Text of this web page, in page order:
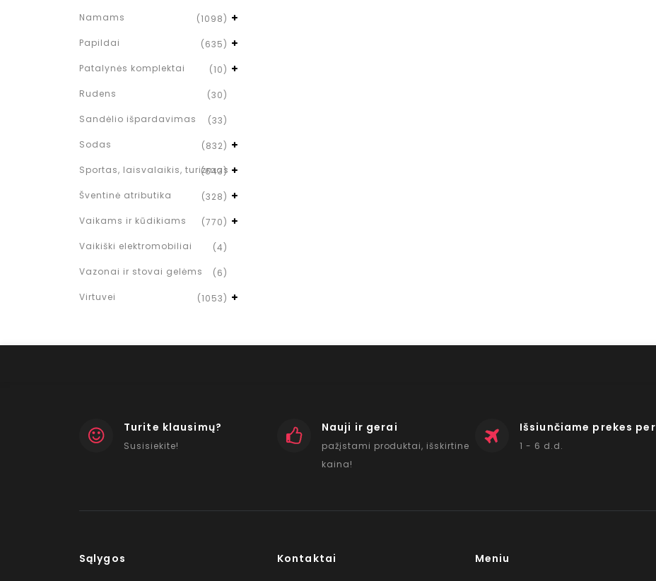
Namams
(1098)
Papildai
(635)
Patalynės komplektai
(10)
Rudens
(30)
Sandėlio išpardavimas
(33)
Sodas
(832)
Sportas, laisvalaikis, turizmas
(643)
Šventinė atributika
(328)
Vaikams ir kūdikiams
(770)
Vaikiški elektromobiliai
(4)
Vazonai ir stovai gelėms
(6)
Virtuvei
(1053)
Turite klausimų?
Susisiekite!
Nauji ir gerai
pažįstami produktai, išskirtine
kaina!
Išsiunčiame prekes per
1 - 6 d.d.
Sąlygos Kontaktai Meniu